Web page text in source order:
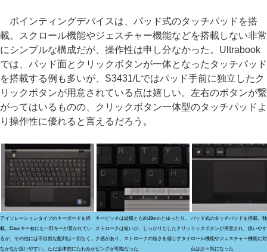
ポインティングデバイスは、パッド式のタッチパッドを搭
載。スクロール機能やジェスチャー機能などを搭載しない非常
にシンプルな構成だが、操作性は申し分なかった。Ultrabook
では、パッド面とクリックボタンが一体となったタッチパッド
を搭載する例も多いが、S3431/Lではパッド手前に独立したク
リックボタンが用意されている点は嬉しい。左右のボタンが繋
がってはいるものの、クリックボタン一体型のタッチパッドよ
り操作性に優れると言えるだろう。
アイソレーションタイプのキーボードを搭
載。Enterキー右にも一部キーが置かれてい
るが、その他には不自然な配列は一切なく、
なかなか扱いやすい。ただ全体的にたわみが
キーピッチは縦横とも約19mmとゆったり。
ストロークは短いが、しっかりとしたクリッ
ク感があり、ストロークの短さを感じずタイ
ピングが可能だった
パッド式のタッチパッドを搭載。
リックボタンが用意され、扱いや
ロール機能やジェスチャー機能に
点は少々気になった